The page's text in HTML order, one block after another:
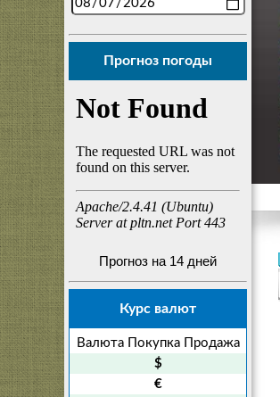
Прогноз погоды
Прогноз на 14 дней
Курс валют
Валюта Покупка
Продажа
$
€